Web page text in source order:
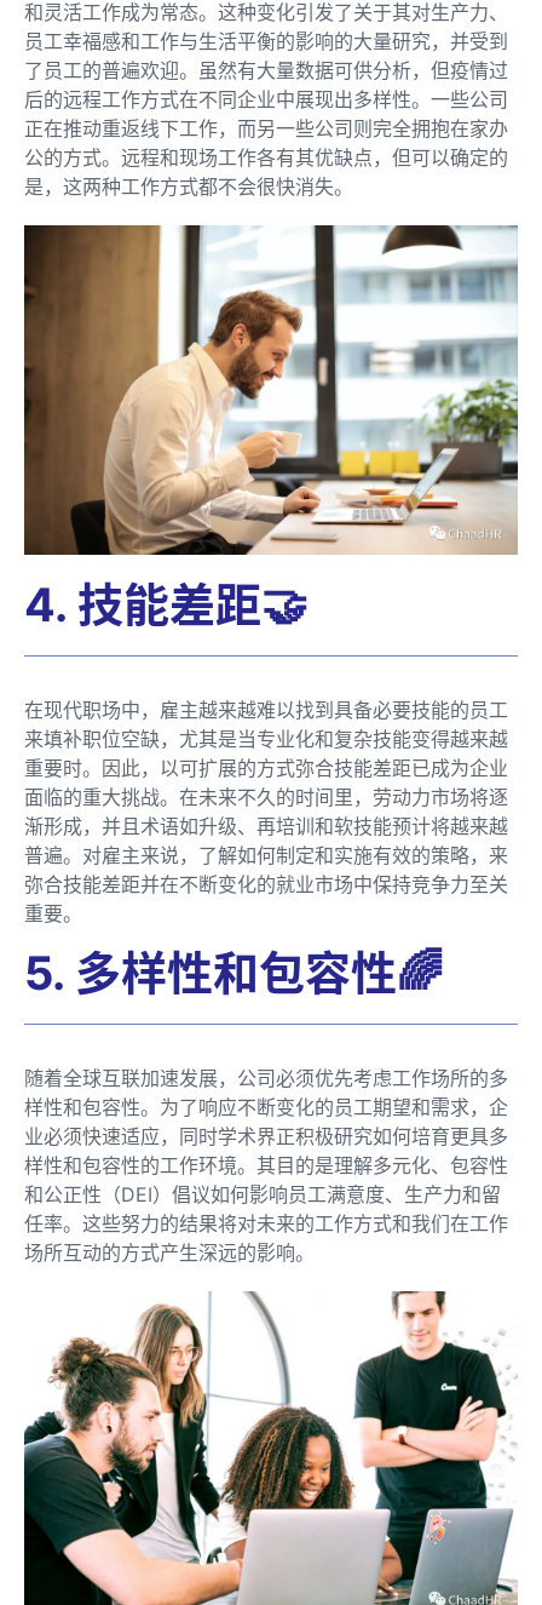
和灵活工作成为常态。这种变化引发了关于其对生产力、
员工幸福感和工作与生活平衡的影响的大量研究，并受到
了员工的普遍欢迎。虽然有大量数据可供分析，但疫情过
后的远程工作方式在不同企业中展现出多样性。一些公司
正在推动重返线下工作，而另一些公司则完全拥抱在家办
公的方式。远程和现场工作各有其优缺点，但可以确定的
是，这两种工作方式都不会很快消失。
4. 技能差距🤝
在现代职场中，雇主越来越难以找到具备必要技能的员工
来填补职位空缺，尤其是当专业化和复杂技能变得越来越
重要时。因此，以可扩展的方式弥合技能差距已成为企业
面临的重大挑战。在未来不久的时间里，劳动力市场将逐
渐形成，并且术语如升级、再培训和软技能预计将越来越
普遍。对雇主来说，了解如何制定和实施有效的策略，来
弥合技能差距并在不断变化的就业市场中保持竞争力至关
重要。
5. 多样性和包容性🌈
随着全球互联加速发展，公司必须优先考虑工作场所的多
样性和包容性。为了响应不断变化的员工期望和需求，企
业必须快速适应，同时学术界正积极研究如何培育更具多
样性和包容性的工作环境。其目的是理解多元化、包容性
和公正性（DEI）倡议如何影响员工满意度、生产力和留
任率。这些努力的结果将对未来的工作方式和我们在工作
场所互动的方式产生深远的影响。